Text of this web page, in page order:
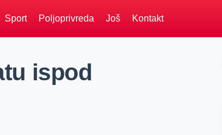
Sport Poljoprivreda Još Kontakt
ispod